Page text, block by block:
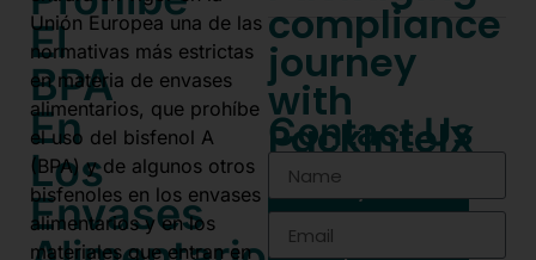
El
BPA
En
Los
Envases
Unión Europea una de las
normativas más estrictas
en materia de envases
alimentarios, que prohíbe
el uso del bisfenol A
(BPA) y de algunos otros
bisfenoles en los envases
alimentarios y en los
materiales que entran en
compliance
journey
with
PackIntelX
Get your
PPWR
compliance
Contact Us